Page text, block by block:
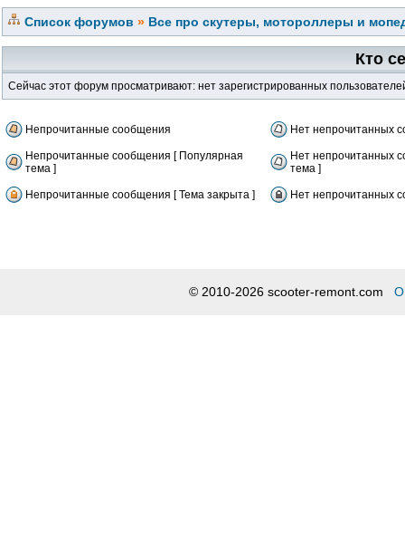
Список форумов » Все про скутеры, мотороллеры и
Кто
Сейчас этот форум просматривают: нет зарегистрированных
Непрочитанные сообщения Нет непрочитанных
Непрочитанные сообщения [ Популярная
тема ]
Нет непрочитанных
тема ]
Непрочитанные сообщения [ Тема закрыта ] Нет непрочитанных
© 2010-2026 scooter-remont.com О